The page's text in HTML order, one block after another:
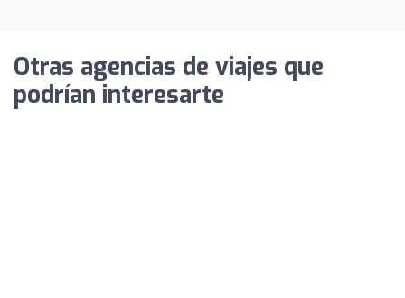
Otras agencias de viajes que
podrían interesarte